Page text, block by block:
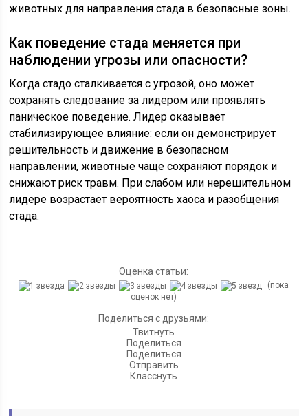
животных для направления стада в безопасные зоны.
Как поведение стада меняется при
наблюдении угрозы или опасности?
Когда стадо сталкивается с угрозой, оно может
сохранять следование за лидером или проявлять
паническое поведение. Лидер оказывает
стабилизирующее влияние: если он демонстрирует
решительность и движение в безопасном
направлении, животные чаще сохраняют порядок и
снижают риск травм. При слабом или нерешительном
лидере возрастает вероятность хаоса и разобщения
стада.
Оценка статьи:
(пока
оценок нет)
Поделиться с друзьями:
Твитнуть
Поделиться
Поделиться
Отправить
Класснуть